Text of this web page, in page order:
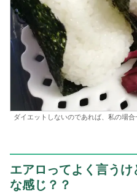
ダイエットしないのであれば、私の場
エアロってよく言う
な感じ？？